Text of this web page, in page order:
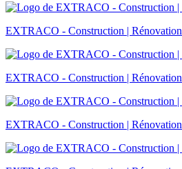
EXTRACO - Construction | Rénovation
EXTRACO - Construction | Rénovation
EXTRACO - Construction | Rénovation